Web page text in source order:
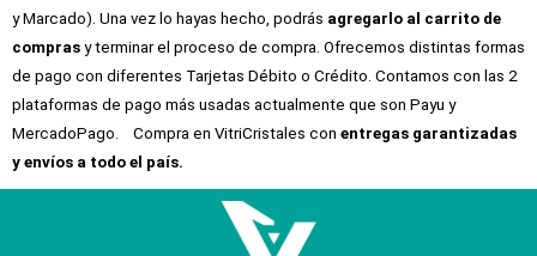
y Marcado). Una vez lo hayas hecho, podrás agregarlo al carrito de
compras y terminar el proceso de compra. Ofrecemos distintas formas
de pago con diferentes Tarjetas Débito o Crédito. Contamos con las 2
plataformas de pago más usadas actualmente que son Payu y
MercadoPago.
Compra en VitriCristales con entregas garantizadas
y envíos a todo el país.